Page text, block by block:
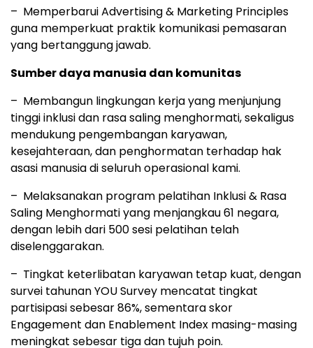
– Memperbarui Advertising & Marketing Principles
guna memperkuat praktik komunikasi pemasaran
yang bertanggung jawab.
Sumber daya manusia dan komunitas
– Membangun lingkungan kerja yang menjunjung
tinggi inklusi dan rasa saling menghormati, sekaligus
mendukung pengembangan karyawan,
kesejahteraan, dan penghormatan terhadap hak
asasi manusia di seluruh operasional kami.
– Melaksanakan program pelatihan Inklusi & Rasa
Saling Menghormati yang menjangkau 61 negara,
dengan lebih dari 500 sesi pelatihan telah
diselenggarakan.
– Tingkat keterlibatan karyawan tetap kuat, dengan
survei tahunan YOU Survey mencatat tingkat
partisipasi sebesar 86%, sementara skor
Engagement dan Enablement Index masing-masing
meningkat sebesar tiga dan tujuh poin.